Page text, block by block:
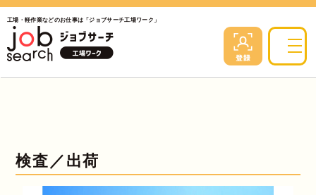
工場・軽作業などのお仕事は「ジョブサーチ工場ワーク」
検査／出荷